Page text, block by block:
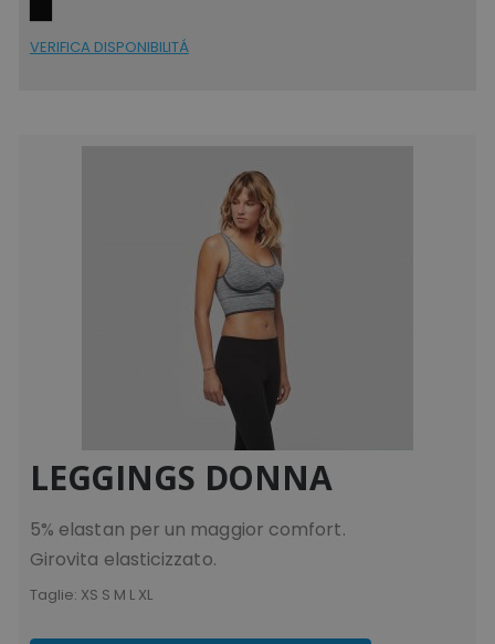
VERIFICA DISPONIBILITÁ
LEGGINGS DONNA
5% elastan per un maggior comfort.
Girovita elasticizzato.
Taglie: XS S M L XL